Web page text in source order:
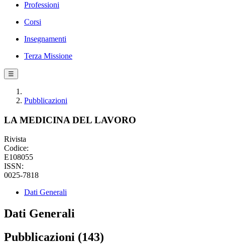
Professioni
Corsi
Insegnamenti
Terza Missione
☰
Pubblicazioni
LA MEDICINA DEL LAVORO
Rivista
Codice:
E108055
ISSN:
0025-7818
Dati Generali
Dati Generali
Pubblicazioni (143)